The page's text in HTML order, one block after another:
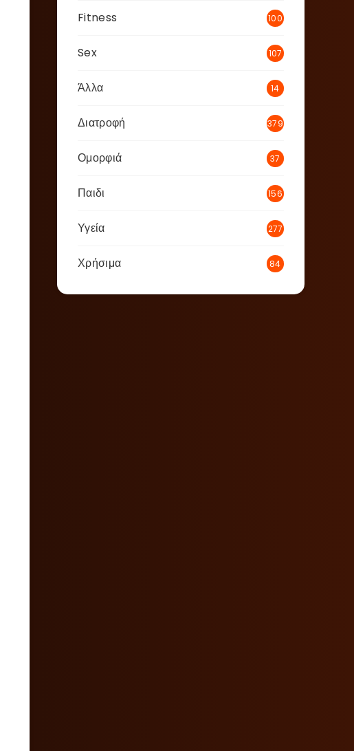
Fitness 100
Sex 107
Άλλα 14
Διατροφή 379
Ομορφιά 37
Παιδι 156
Υγεία 277
Χρήσιμα 84